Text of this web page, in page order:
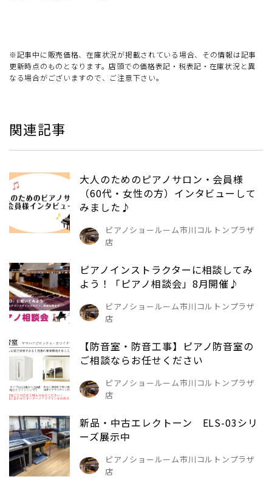
※記事中に販売価格、在庫状況が掲載されている場合、その情報は記事
更新時点のものとなります。店頭での価格表記・税表記・在庫状況と異
なる場合がございますので、ご注意下さい。
関連記事
大人のためのピアノサロン・会員様
（60代・女性の方）インタビューして
みました♪
ピアノショールーム市川コルトンプラザ
店
ピアノインストラクターに相談してみ
よう！「ピアノ相談会」8月開催♪
ピアノショールーム市川コルトンプラザ
店
【防音室・防音工事】ピアノ防音室の
ご相談ならお任せください
ピアノショールーム市川コルトンプラザ
店
新品・中古エレクトーン ELS-03シリ
ーズ展示中
ピアノショールーム市川コルトンプラザ
店